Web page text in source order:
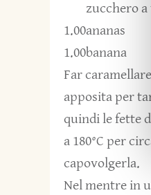
zucchero a
1.00ananas
1.00banana
Far
apposita per
quindi le fette
a 180°C per
capovolgerla.
Nel mentre in